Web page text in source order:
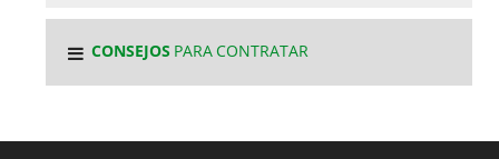
CONSEJOS PARA CONTRATAR